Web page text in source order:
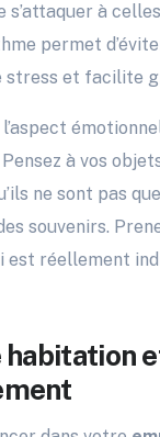
à celles
permet
stress et facilite
à vos
ne sont pas
souvenirs.
est réellement
habitation